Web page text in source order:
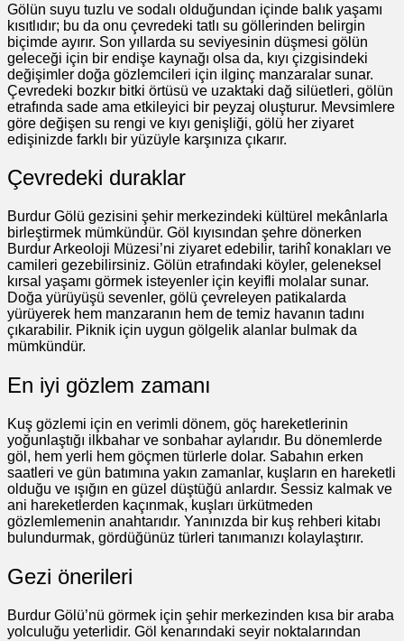
Gölün suyu tuzlu ve sodalı olduğundan içinde balık yaşamı
kısıtlıdır; bu da onu çevredeki tatlı su göllerinden belirgin
biçimde ayırır. Son yıllarda su seviyesinin düşmesi gölün
geleceği için bir endişe kaynağı olsa da, kıyı çizgisindeki
değişimler doğa gözlemcileri için ilginç manzaralar sunar.
Çevredeki bozkır bitki örtüsü ve uzaktaki dağ silüetleri, gölün
etrafında sade ama etkileyici bir peyzaj oluşturur. Mevsimlere
göre değişen su rengi ve kıyı genişliği, gölü her ziyaret
edişinizde farklı bir yüzüyle karşınıza çıkarır.
Çevredeki duraklar
Burdur Gölü gezisini şehir merkezindeki kültürel mekânlarla
birleştirmek mümkündür. Göl kıyısından şehre dönerken
Burdur Arkeoloji Müzesi’ni ziyaret edebilir, tarihî konakları ve
camileri gezebilirsiniz. Gölün etrafındaki köyler, geleneksel
kırsal yaşamı görmek isteyenler için keyifli molalar sunar.
Doğa yürüyüşü sevenler, gölü çevreleyen patikalarda
yürüyerek hem manzaranın hem de temiz havanın tadını
çıkarabilir. Piknik için uygun gölgelik alanlar bulmak da
mümkündür.
En iyi gözlem zamanı
Kuş gözlemi için en verimli dönem, göç hareketlerinin
yoğunlaştığı ilkbahar ve sonbahar aylarıdır. Bu dönemlerde
göl, hem yerli hem göçmen türlerle dolar. Sabahın erken
saatleri ve gün batımına yakın zamanlar, kuşların en hareketli
olduğu ve ışığın en güzel düştüğü anlardır. Sessiz kalmak ve
ani hareketlerden kaçınmak, kuşları ürkütmeden
gözlemlemenin anahtarıdır. Yanınızda bir kuş rehberi kitabı
bulundurmak, gördüğünüz türleri tanımanızı kolaylaştırır.
Gezi önerileri
Burdur Gölü’nü görmek için şehir merkezinden kısa bir araba
yolculuğu yeterlidir. Göl kenarındaki seyir noktalarından